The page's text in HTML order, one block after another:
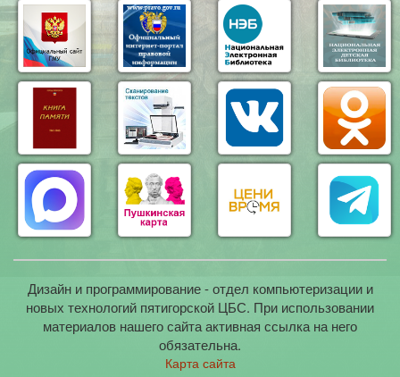
Дизайн и программирование - отдел компьютеризации и
новых технологий пятигорской ЦБС. При использовании
материалов нашего сайта активная ссылка на него
обязательна.
Карта сайта